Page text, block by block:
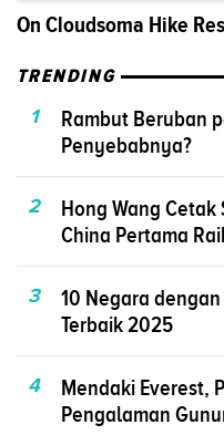
On Cloudsoma Hike
TRENDING
1
Rambut Beruban
Penyebabnya?
2
Hong Wang
China Pertama
3
10 Negara
Terbaik 2025
4
Mendaki Everest,
Pengalaman